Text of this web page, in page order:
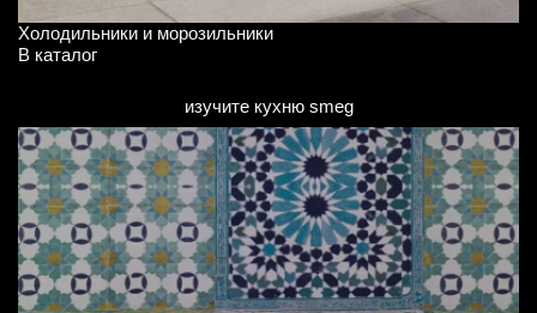
Холодильники и морозильники
В каталог
изучите кухню smeg